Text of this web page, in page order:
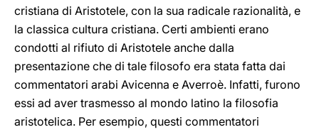
cristiana di Aristotele, con la sua radicale razionalità, e
la classica cultura cristiana. Certi ambienti erano
condotti al rifiuto di Aristotele anche dalla
presentazione che di tale filosofo era stata fatta dai
commentatori arabi Avicenna e Averroè. Infatti, furono
essi ad aver trasmesso al mondo latino la filosofia
aristotelica. Per esempio, questi commentatori